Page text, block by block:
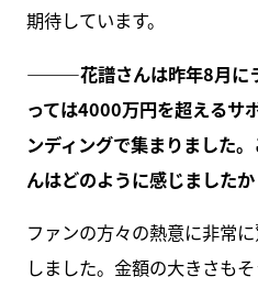
期待しています。
———花譜さんは昨年8月に
っては4000万円を超えるサ
ンディングで集まりました
んはどのように感じましたか
ファンの方々の熱意に非常
しました。金額の大きさも